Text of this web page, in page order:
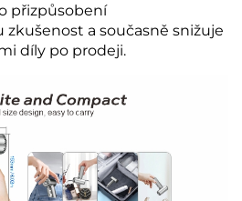
přizpůsobení
zkušenost a současně snižuje
díly po prodeji.